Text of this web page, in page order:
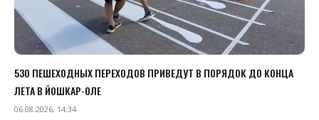
530 ПЕШЕХОДНЫХ ПЕРЕХОДОВ ПРИВЕДУТ В ПОРЯДОК ДО КОНЦА
ЛЕТА В ЙОШКАР-ОЛЕ
06.08.2026, 14:34